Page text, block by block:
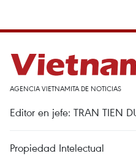
AGENCIA VIETNAMITA DE NOTICIAS
Editor en jefe: TRAN TIEN
Propiedad Intelectual